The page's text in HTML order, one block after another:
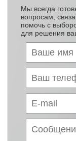
Мы всегда
вопросам,
помочь с
для решения